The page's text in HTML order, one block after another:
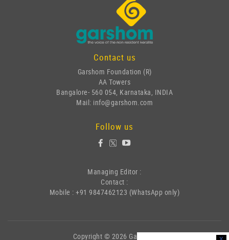
Contact us
Garshom Foundation (R)
AA Towers
Bangalore- 560 054, Karnataka, INDIA
Mail: info@garshom.com
Follow us
Managing Editor :
Contact :
Mobile : +91 9847462123 (WhatsApp only)
Copyright © 2026 Garshom